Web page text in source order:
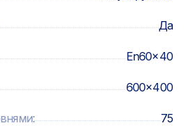
DRY.Plus: естественный отвод
создает необходимый
Да
En60x40
600x400
: 75